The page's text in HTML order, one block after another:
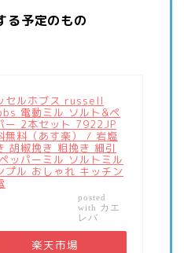
る予定のもの
セルホブス russell
電動ミル ソルト&ペ
ー 2本セット 7922JP
無料（あす楽） / 岩塩
胡椒挽き 粗挽き 細引
ッパーミル ソルトミル
プル おしゃれ キッチン
posted
with カエ
レバ
楽天市場